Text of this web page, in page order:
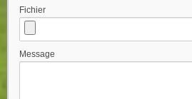
Fichier
Message